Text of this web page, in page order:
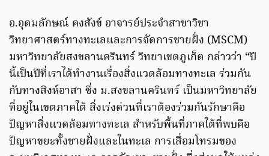
อ.อุดมลักษณ์ คงสังข์ อาจารย์ประจำสาขาวิชา
วิทยาศาสตร์ทางทะเลและการจัดการชายฝั่ง (MSCM)
มหาวิทยาลัยสงขลานครินทร์ วิทยาเขตภูเก็ต กล่าวว่า “ปี
นี้เป็นปีที่เราได้ทำงานเรื่องสิ่งแวดล้อมทางทะเล ร่วมกัน
กับทางสิงห์อาสา ซึ่ง ม.สงขลานครินทร์ เป็นมหาวิทยาลัย
ที่อยู่ในเขตภาคใต้ สิ่งเร่งด่วนที่เราต้องร่วมกันรักษาคือ
ปัญหาสิ่งแวดล้อมทางทะเล สำหรับพื้นที่ภาคใต้ที่พบคือ
ปัญหาขยะทั้งชายฝั่งและในทะเล การเสื่อมโทรมของ